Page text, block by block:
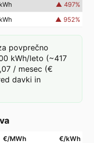
▲ 497%
▲ 952%
povprečno
kWh/leto (~417
/ mesec (€
davki in
€/MWh €/kWh